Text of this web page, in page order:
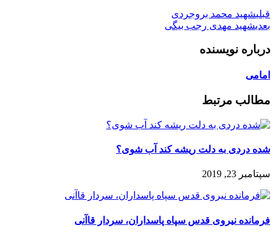
قبلیشهید محمد بروجردی
بعدیشهید مهدی رجب بیگی
درباره نویسنده
امامی
مطالب مرتبط
شده دردی به دلت ریشه کند آب شوی؟
سپتامبر 23, 2019
فرمانده نیروی قدس سپاه پاسداران، سردار قاآنی